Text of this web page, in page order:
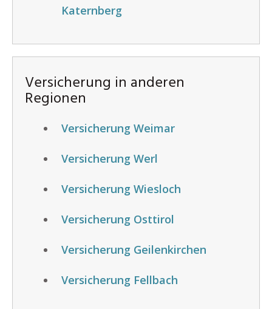
Katernberg
Versicherung in anderen
Regionen
Versicherung Weimar
Versicherung Werl
Versicherung Wiesloch
Versicherung Osttirol
Versicherung Geilenkirchen
Versicherung Fellbach